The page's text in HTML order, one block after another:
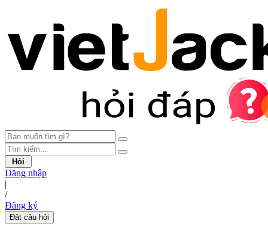
Hỏi
Đăng nhập
|
/
Đăng ký
Đặt câu hỏi